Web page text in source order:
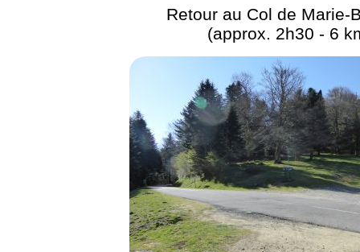
Retour au Col de Marie-
(approx. 2h30 - 6